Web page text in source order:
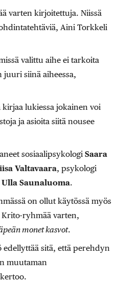
varten kirjoitettuja. Niissä
Aini Torkkeli
valittu aihe ei tarkoita
juuri siinä aiheessa,
lukiessa jokainen voi
ja asioita siitä nousee
sosiaalipsykologi Saara
Valtavaara, psykologi
Ulla Saunaluoma.
on ollut käytössä myös
ryhmää varten,
monet kasvot.
sitä, että perehdyn
muutaman